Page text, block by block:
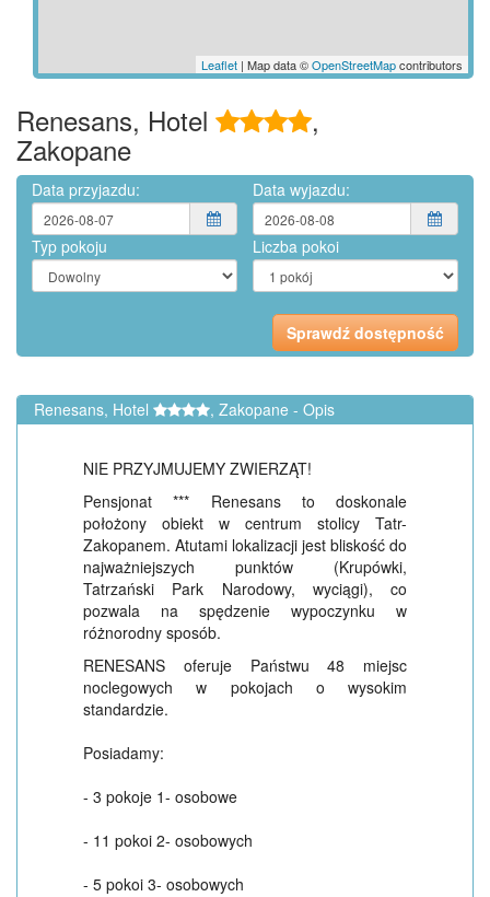
Leaflet | Map data ©OpenStreetMapcontributors
Renesans, Hotel ,
Zakopane
Data przyjazdu: Data wyjazdu:
Typ pokoju Liczba pokoi
Renesans, Hotel , Zakopane - Opis
NIE PRZYJMUJEMY ZWIERZĄT!
Pensjonat *** Renesans to doskonale
położony obiekt w centrum stolicy Tatr-
Zakopanem. Atutami lokalizacji jest bliskość do
najważniejszych punktów (Krupówki,
Tatrzański Park Narodowy, wyciągi), co
pozwala na spędzenie wypoczynku w
różnorodny sposób.
RENESANS oferuje Państwu 48 miejsc
noclegowych w pokojach o wysokim
standardzie.
Posiadamy:
- 3 pokoje 1- osobowe
- 11 pokoi 2- osobowych
- 5 pokoi 3- osobowych